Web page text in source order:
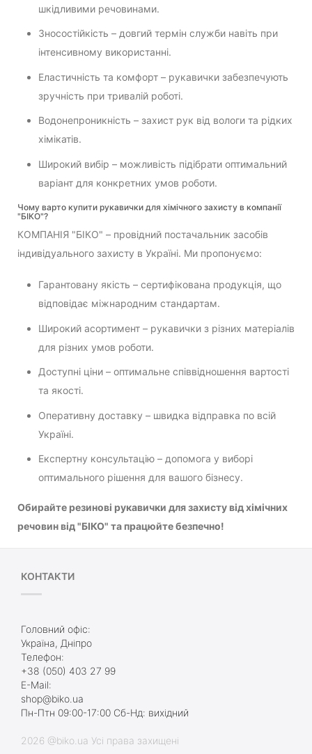
шкідливими речовинами.
Зносостійкість – довгий термін служби навіть при
інтенсивному використанні.
Еластичність та комфорт – рукавички забезпечують
зручність при тривалій роботі.
Водонепроникність – захист рук від вологи та рідких
хімікатів.
Широкий вибір – можливість підібрати оптимальний
варіант для конкретних умов роботи.
Чому варто купити рукавички для хімічного захисту в компанії
"БІКО"?
КОМПАНІЯ "БІКО" – провідний постачальник засобів
індивідуального захисту в Україні. Ми пропонуємо:
Гарантовану якість – сертифікована продукція, що
відповідає міжнародним стандартам.
Широкий асортимент – рукавички з різних матеріалів
для різних умов роботи.
Доступні ціни – оптимальне співвідношення вартості
та якості.
Оперативну доставку – швидка відправка по всій
Україні.
Експертну консультацію – допомога у виборі
оптимального рішення для вашого бізнесу.
Обирайте резинові рукавички для захисту від хімічних
речовин від "БІКО" та працюйте безпечно!
КОНТАКТИ
Головний офіс:
Україна, Дніпро
Телефон:
+38 (050) 403 27 99
E-Mail:
shop@biko.ua
Пн-Птн 09:00-17:00 Сб-Нд: вихідний
2026 @biko.ua Усі права захищені